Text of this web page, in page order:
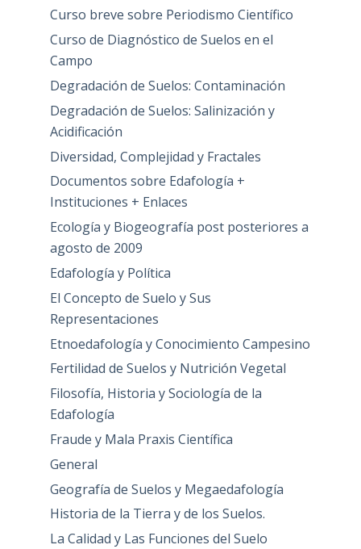
Curso breve sobre Periodismo Científico
Curso de Diagnóstico de Suelos en el
Campo
Degradación de Suelos: Contaminación
Degradación de Suelos: Salinización y
Acidificación
Diversidad, Complejidad y Fractales
Documentos sobre Edafología +
Instituciones + Enlaces
Ecología y Biogeografía post posteriores a
agosto de 2009
Edafología y Política
El Concepto de Suelo y Sus
Representaciones
Etnoedafología y Conocimiento Campesino
Fertilidad de Suelos y Nutrición Vegetal
Filosofía, Historia y Sociología de la
Edafología
Fraude y Mala Praxis Científica
General
Geografía de Suelos y Megaedafología
Historia de la Tierra y de los Suelos.
La Calidad y Las Funciones del Suelo